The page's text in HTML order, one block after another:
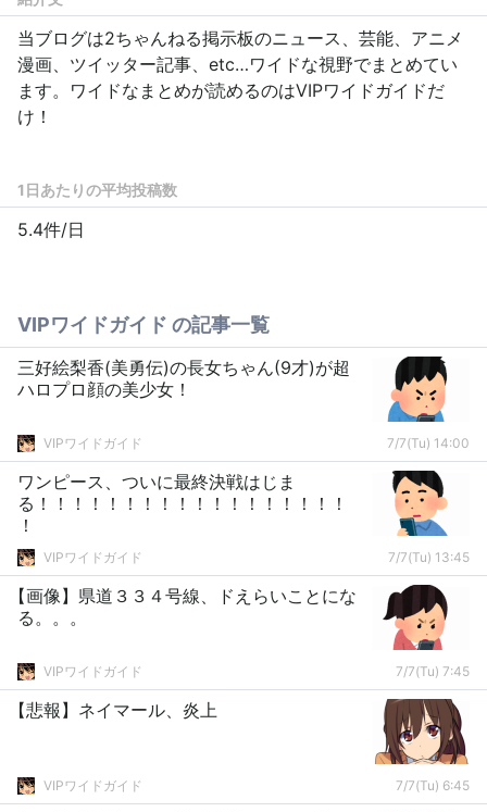
当ブログは2ちゃんねる掲示板のニュース、芸能、アニメ
漫画、ツイッター記事、etc…ワイドな視野でまとめてい
ます。ワイドなまとめが読めるのはVIPワイドガイドだ
け！
1日あたりの平均投稿数
5.4件/日
VIPワイドガイド の記事一覧
三好絵梨香(美勇伝)の長女ちゃん(9才)が超
ハロプロ顔の美少女！
VIPワイドガイド 7/7(Tu) 14:00
ワンピース、ついに最終決戦はじま
る！！！！！！！！！！！！！！！！！！
！
VIPワイドガイド 7/7(Tu) 13:45
【画像】県道３３４号線、ドえらいことにな
る。。。
VIPワイドガイド 7/7(Tu) 7:45
【悲報】ネイマール、炎上
VIPワイドガイド 7/7(Tu) 6:45